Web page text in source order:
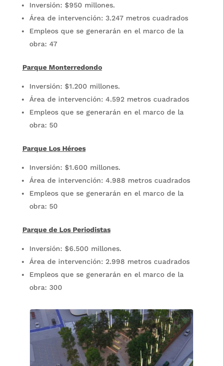
Inversión: $950 millones.
Área de intervención: 3.247 metros cuadrados
Empleos que se generarán en el marco de la
obra: 47
Parque Monterredondo
Inversión: $1.200 millones.
Área de intervención: 4.592 metros cuadrados
Empleos que se generarán en el marco de la
obra: 50
Parque Los Héroes
Inversión: $1.600 millones.
Área de intervención: 4.988 metros cuadrados
Empleos que se generarán en el marco de la
obra: 50
Parque de Los Periodistas
Inversión: $6.500 millones.
Área de intervención: 2.998 metros cuadrados
Empleos que se generarán en el marco de la
obra: 300